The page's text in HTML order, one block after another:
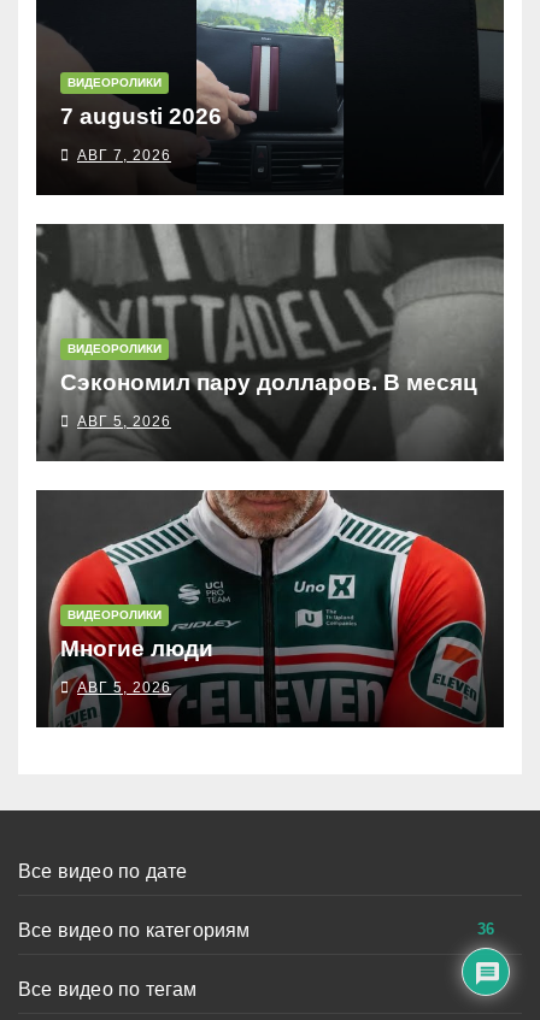
ВИДЕОРОЛИКИ
7 augusti 2026
АВГ 7, 2026
ВИДЕОРОЛИКИ
Сэкономил пару долларов. В месяц
АВГ 5, 2026
ВИДЕОРОЛИКИ
Многие люди
АВГ 5, 2026
Все видео по дате
Все видео по категориям
Все видео по тегам
36